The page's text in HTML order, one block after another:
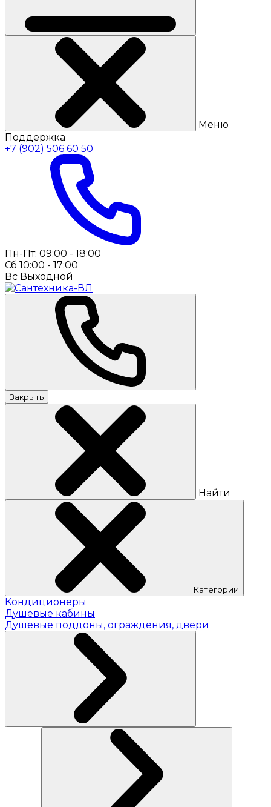
Меню
Поддержка
+7 (902) 506 60 50
Пн-Пт: 09:00 - 18:00
Сб 10:00 - 17:00
Вс Выходной
Закрыть
Найти
Категории
Кондиционеры
Душевые кабины
Душевые поддоны, ограждения, двери